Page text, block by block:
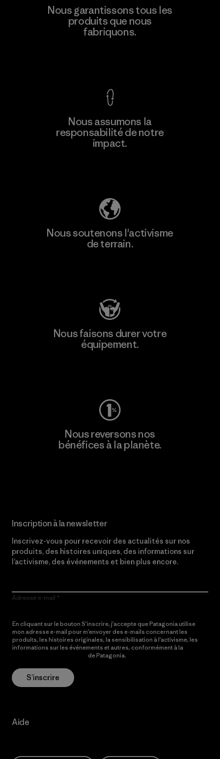
Hirdaramani Industries (Pvt)
Ltd. - Kuruwita
Nous garantissons tous les
produits que nous
fabriquons.
Nous assumons la
responsabilité de notre
impact.
Nous soutenons l'activisme
de terrain.
Nous faisons durer votre
équipement.
Nous reversons nos
bénéfices à la planète.
Inscription à la newsletter
Inscrivez-vous pour recevoir des actualités sur nos
produits, des histoires uniques, des informations sur
l’activisme, des événements et bien plus encore.
Adresse e-mail
En cliquant sur le bouton S’inscrire, j’accepte que Patagonia utilise
mon adresse e-mail pour m’envoyer des e-mails concernant les
produits, les histoires originales, la sensibilisation à l’activisme, les
informations sur les événements et autres, conformément à la
de Patagonia.
S’inscrire
Aide